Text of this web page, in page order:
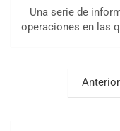
Una serie de
operaciones en las
PaginaciónAnterior